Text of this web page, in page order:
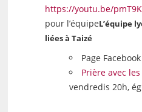
https://youtu.be/
pour l’équipeL’équipe
liées à Taizé
Page
Prière avec
vendredis 20h,